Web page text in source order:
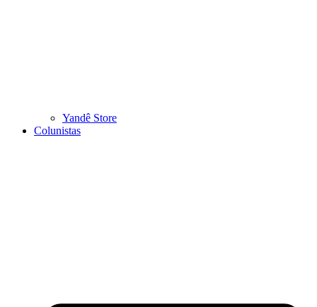
Yandê Store
Colunistas